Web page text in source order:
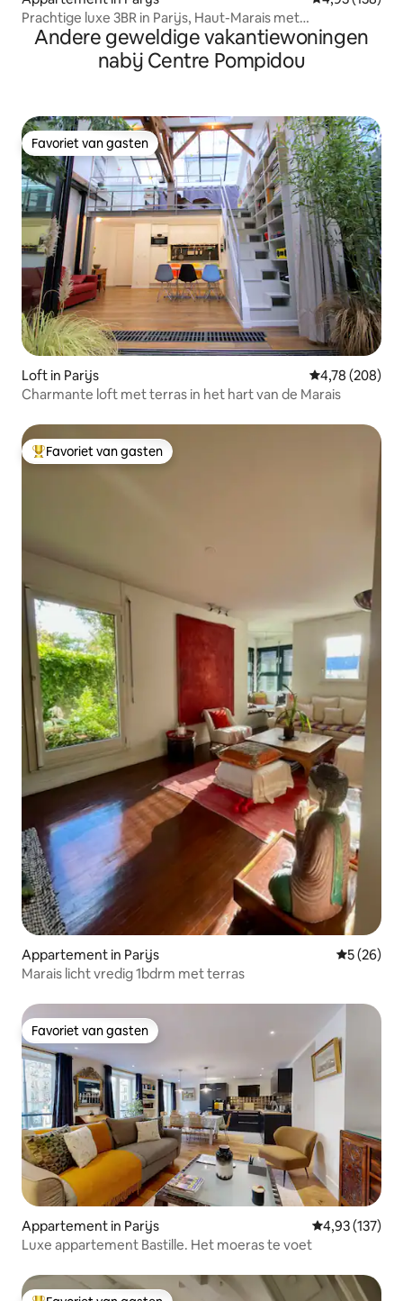
Prachtige luxe 3BR in Parijs, Haut-Marais met
airconditioning
Andere geweldige vakantiewoningen
nabij Centre Pompidou
Favoriet van gasten
Favoriet van gasten
Loft in Parijs Gemiddelde
4,78 (208)
Charmante loft met terras in het hart van de Marais
Topfavoriet van gasten
Favoriet van gasten
Appartement in Parijs
5 (26)
Marais licht vredig 1bdrm met terras
Favoriet van gasten
Favoriet van gasten
Appartement in Parijs Gemiddelde
4,93 (137)
Luxe appartement Bastille. Het moeras te voet